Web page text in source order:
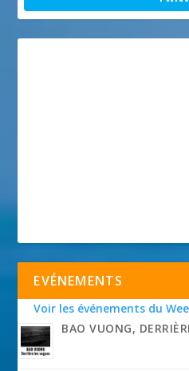
EVÉNEMENTS
Voir les événements du
BAO VUONG,